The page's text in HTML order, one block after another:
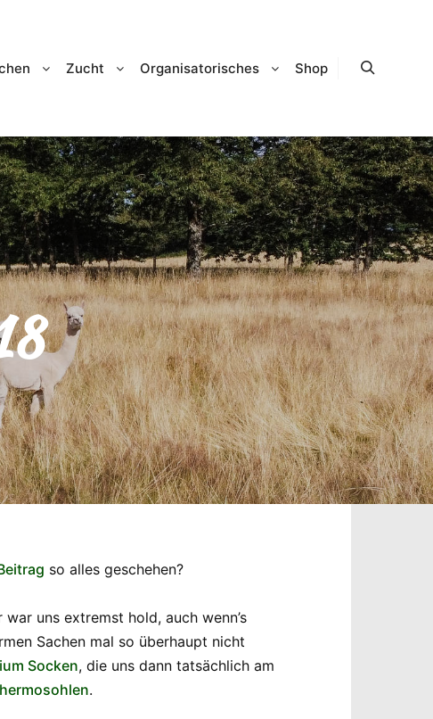
Zucht Organisatorisches Shop
so alles geschehen?
uns extremst hold, auch wenn’s
Sachen mal so überhaupt nicht
Socken, die uns dann tatsächlich am
.